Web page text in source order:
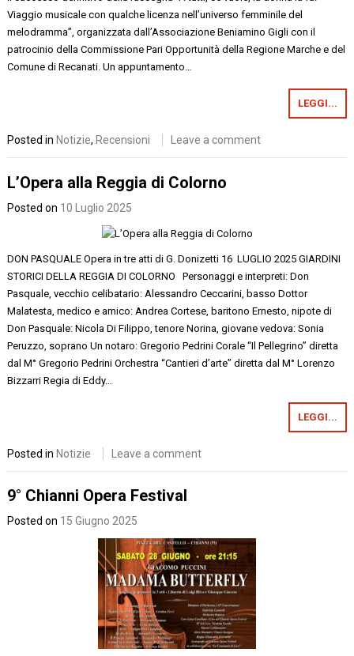
Viaggio musicale con qualche licenza nell’universo femminile del
melodramma”, organizzata dall’Associazione Beniamino Gigli con il
patrocinio della Commissione Pari Opportunità della Regione Marche e del
Comune di Recanati. Un appuntamento…
LEGGI...
Posted in Notizie, Recensioni Leave a comment
L’Opera alla Reggia di Colorno
Posted on 10 Luglio 2025
DON PASQUALE Opera in tre atti di G. Donizetti 16 LUGLIO 2025 GIARDINI
STORICI DELLA REGGIA DI COLORNO Personaggi e interpreti: Don
Pasquale, vecchio celibatario: Alessandro Ceccarini, basso Dottor
Malatesta, medico e amico: Andrea Cortese, baritono Ernesto, nipote di
Don Pasquale: Nicola Di Filippo, tenore Norina, giovane vedova: Sonia
Peruzzo, soprano Un notaro: Gregorio Pedrini Corale “Il Pellegrino” diretta
dal M° Gregorio Pedrini Orchestra “Cantieri d’arte” diretta dal M° Lorenzo
Bizzarri Regia di Eddy…
LEGGI...
Posted inNotizie Leave a comment
9° Chianni Opera Festival
Posted on 15 Giugno 2025